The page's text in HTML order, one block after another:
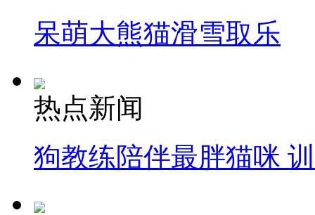
呆萌大熊猫滑雪取乐
热点新闻
狗教练陪伴最胖猫咪